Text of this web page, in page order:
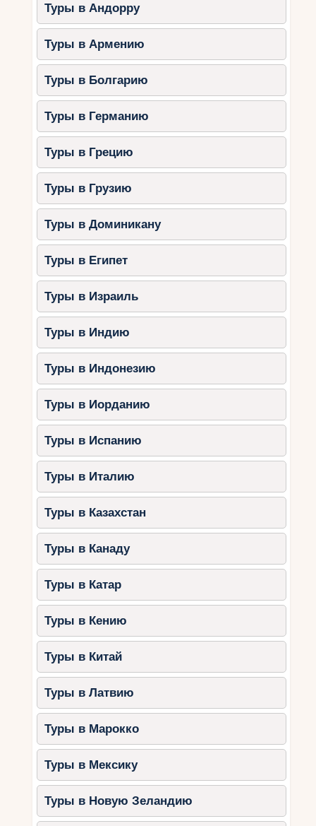
Туры в Андорру
Туры в Армению
Туры в Болгарию
Туры в Германию
Туры в Грецию
Туры в Грузию
Туры в Доминикану
Туры в Египет
Туры в Израиль
Туры в Индию
Туры в Индонезию
Туры в Иорданию
Туры в Испанию
Туры в Италию
Туры в Казахстан
Туры в Канаду
Туры в Катар
Туры в Кению
Туры в Китай
Туры в Латвию
Туры в Марокко
Туры в Мексику
Туры в Новую Зеландию